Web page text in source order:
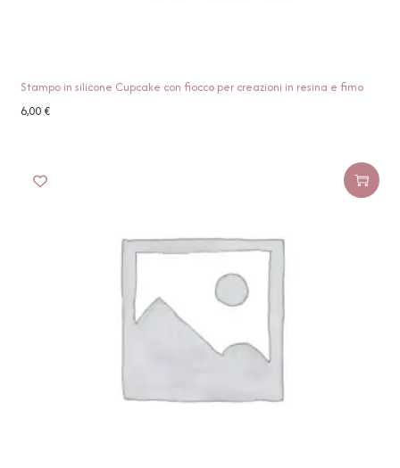
Stampo in silicone Cupcake con fiocco per creazioni in resina e fimo
6,00€